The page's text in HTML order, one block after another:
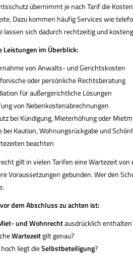
übernimmt je nach Tarif die
Dazu kommen häufig Services wie
lassen sich dadurch rechtzeitig und
Leistungen im Überblick:
von Anwalts- und Gerichtskosten
oder persönliche Rechtsberatung
für außergerichtliche Lösungen
von Nebenkostenabrechnungen
bei Kündigung, Mieterhöhung oder
bei Kaution, Wohnungsrückgabe und
beachten
gilt in vielen Tarifen eine Wartezeit
Voraussetzungen gebunden. Wer den
dem Abschluss zu achten ist:
und Wohnrechtausdrücklich
Wartezeitgilt genau?
liegt dieSelbstbeteiligung?